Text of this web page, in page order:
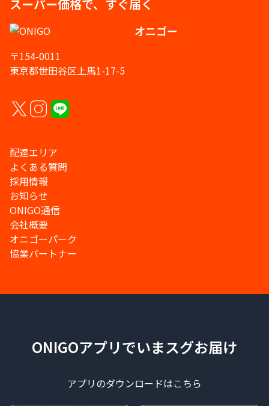
スーパー価格で、すぐ届く
オニゴー
〒154-0011
東京都世田谷区上馬1-17-5
配達エリア
よくある質問
採用情報
お知らせ
ONIGO通信
会社概要
オニゴーパーク
協業パートナー
ONIGOアプリでいまスグお届け
アプリのダウンロードはこちら